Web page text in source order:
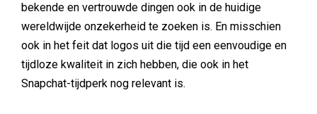
bekende en vertrouwde dingen ook in de huidige
wereldwijde onzekerheid te zoeken is. En misschien
ook in het feit dat logos uit die tijd een eenvoudige en
tijdloze kwaliteit in zich hebben, die ook in het
Snapchat-tijdperk nog relevant is.